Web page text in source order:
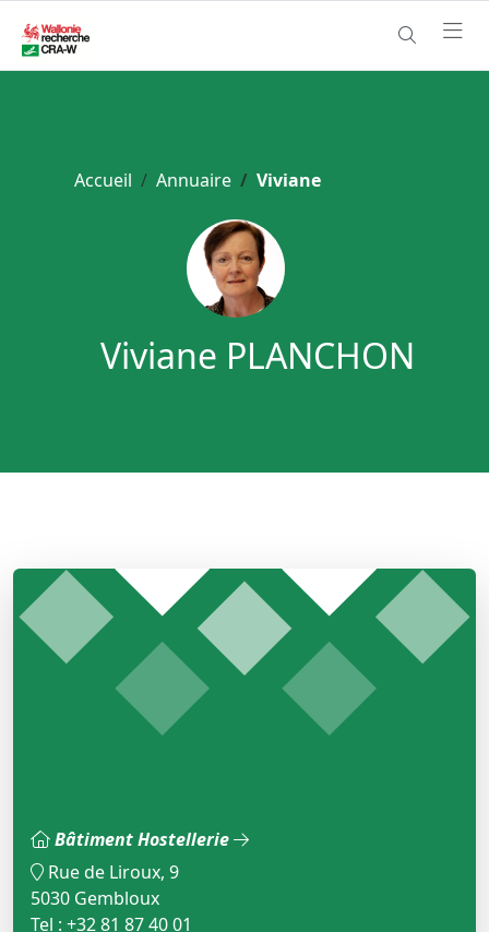
Accueil Annuaire Viviane
Viviane PLANCHON
Bâtiment Hostellerie
Rue de Liroux, 9
5030 Gembloux
Tel : +32 81 87 40 01